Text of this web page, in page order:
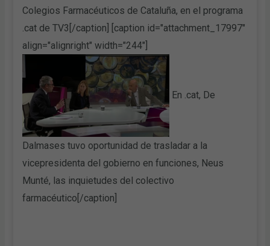
Colegios Farmacéuticos de Cataluña, en el programa
.cat de TV3[/caption] [caption id="attachment_17997"
align="alignright" width="244"]
En .cat, De
Dalmases tuvo oportunidad de trasladar a la
vicepresidenta del gobierno en funciones, Neus
Munté, las inquietudes del colectivo
farmacéutico[/caption]